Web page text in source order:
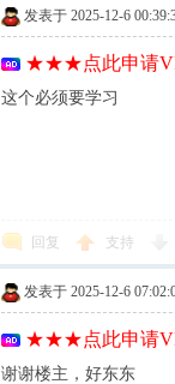
发表于 2025-12-6
★★★点此申请
这个必须要学习
回复 支持
发表于 2025-12-6
★★★点此申请
谢谢楼主，好东东